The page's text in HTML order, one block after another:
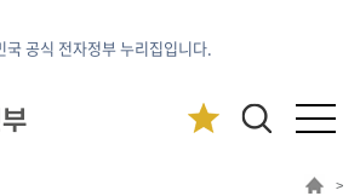
국 공식 전자정부 누리집입니다.
>